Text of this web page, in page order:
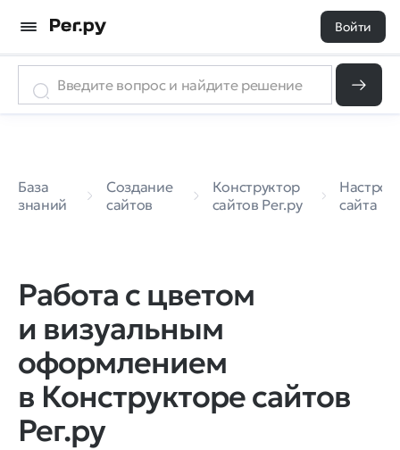
Войти
База
знаний
Создание
сайтов
Конструктор
сайтов Рег.ру
сайта
Работа с цветом
и визуальным
оформлением
в Конструкторе сайтов
Рег.ру